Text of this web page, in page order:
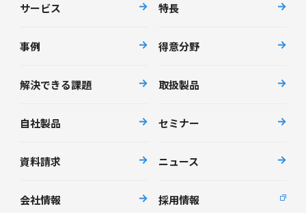
サービス 特長
事例 得意分野
解決できる課題 取扱製品
自社製品 セミナー
資料請求 ニュース
会社情報 採用情報